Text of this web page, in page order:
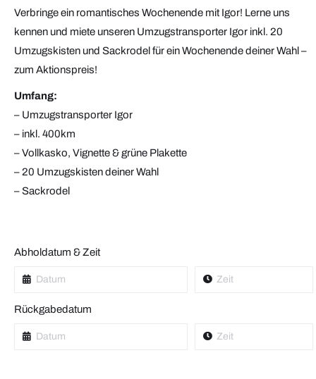
Verbringe ein romantisches Wochenende mit Igor! Lerne uns
kennen und miete unseren Umzugstransporter Igor inkl. 20
Umzugskisten und Sackrodel für ein Wochenende deiner Wahl –
zum Aktionspreis!
Umfang:
– Umzugstransporter Igor
– inkl. 400km
– Vollkasko, Vignette & grüne Plakette
– 20 Umzugskisten deiner Wahl
– Sackrodel
Abholdatum & Zeit
Rückgabedatum